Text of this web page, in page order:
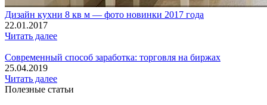
Дизайн кухни 8 кв м — фото новинки 2017 года
22.01.2017
Читать далее
Современный способ заработка: торговля на биржах
25.04.2019
Читать далее
Полезные статьи